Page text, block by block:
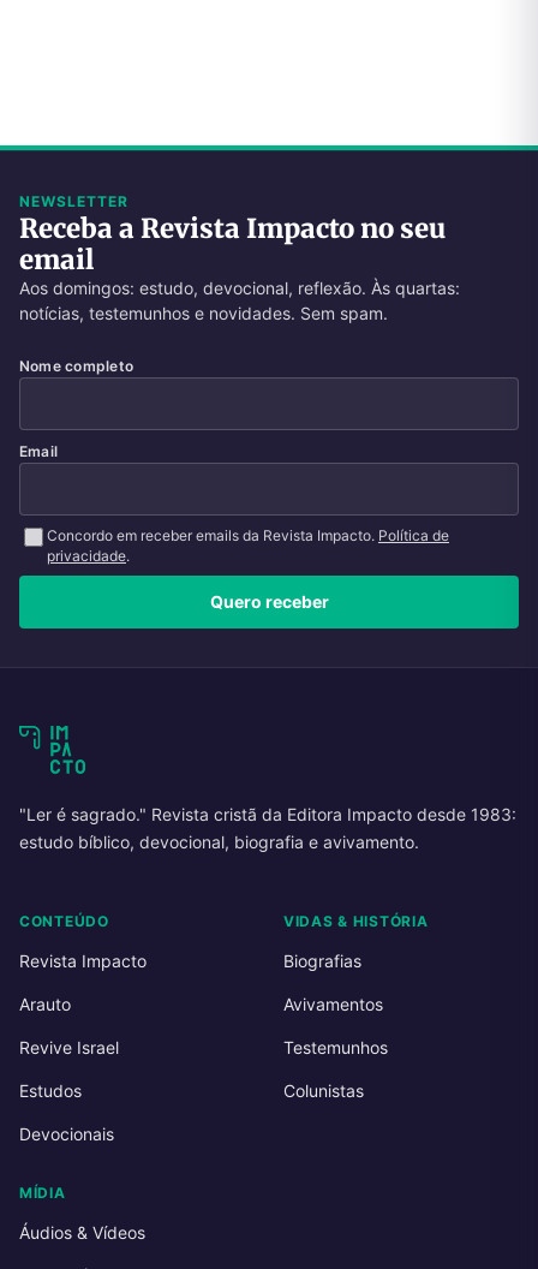
NEWSLETTER
Receba a Revista Impacto no seu
email
Aos domingos: estudo, devocional, reflexão. Às quartas:
notícias, testemunhos e novidades. Sem spam.
Nome completo
Email
Concordo em receber emails da Revista Impacto. Política de
privacidade.
Quero receber
"Ler é sagrado." Revista cristã da Editora Impacto desde 1983:
estudo bíblico, devocional, biografia e avivamento.
CONTEÚDO
Revista Impacto
Arauto
Revive Israel
Estudos
Devocionais
VIDAS & HISTÓRIA
Biografias
Avivamentos
Testemunhos
Colunistas
MÍDIA
Áudios & Vídeos